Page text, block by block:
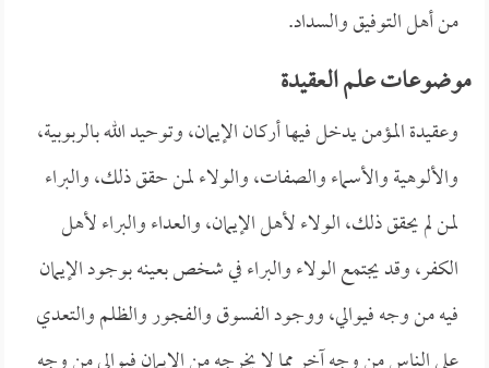
من أهل التوفيق والسداد.
موضوعات علم العقيدة
وعقيدة المؤمن يدخل فيها أركان الإيمان، وتوحيد الله بالربوبية،
والألوهية والأسماء والصفات، والولاء لمن حقق ذلك، والبراء
لمن لم يحقق ذلك، الولاء لأهل الإيمان، والعداء والبراء لأهل
الكفر، وقد يجتمع الولاء والبراء في شخص بعينه بوجود الإيمان
فيه من وجه فيوالي، ووجود الفسوق والفجور والظلم والتعدي